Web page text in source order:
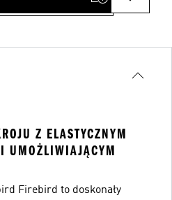
Z ELASTYCZNYM
UMOŻLIWIAJĄCYM
Firebird to doskonały